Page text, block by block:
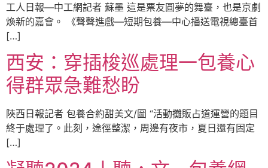
工人日報—中工網記者 蘇墨 這是票友圓夢的舞臺，也是京劇
煥新的嘉會。 《聲聲進戲—短期包養—中心播送電視總臺首
[…]
西安：穿插梭巡處理一包養心
得群眾急難愁盼
陜西日報記者 包養合約甜美文/圖 “活動攤販占道運營的題目
終于處理了。此刻，途徑整潔，周邊有夜市，夏日還有固定
[…]